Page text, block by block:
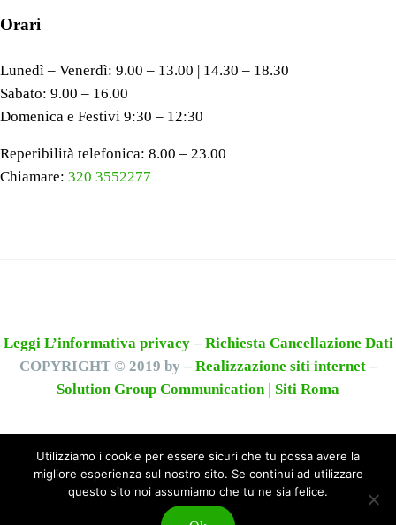
Orari
Lunedì – Venerdì: 9.00 – 13.00 | 14.30 – 18.30
Sabato: 9.00 – 16.00
Domenica e Festivi 9:30 – 12:30
Reperibilità telefonica: 8.00 – 23.00
Chiamare:320 3552277
Leggi L’informativa privacy– Richiesta Cancellazione Dati
COPYRIGHT © 2019 by – Realizzazione siti internet–
Solution Group Communication | Siti Roma
Utilizziamo i cookie per essere sicuri che tu possa avere la
migliore esperienza sul nostro sito. Se continui ad utilizzare
questo sito noi assumiamo che tu ne sia felice.